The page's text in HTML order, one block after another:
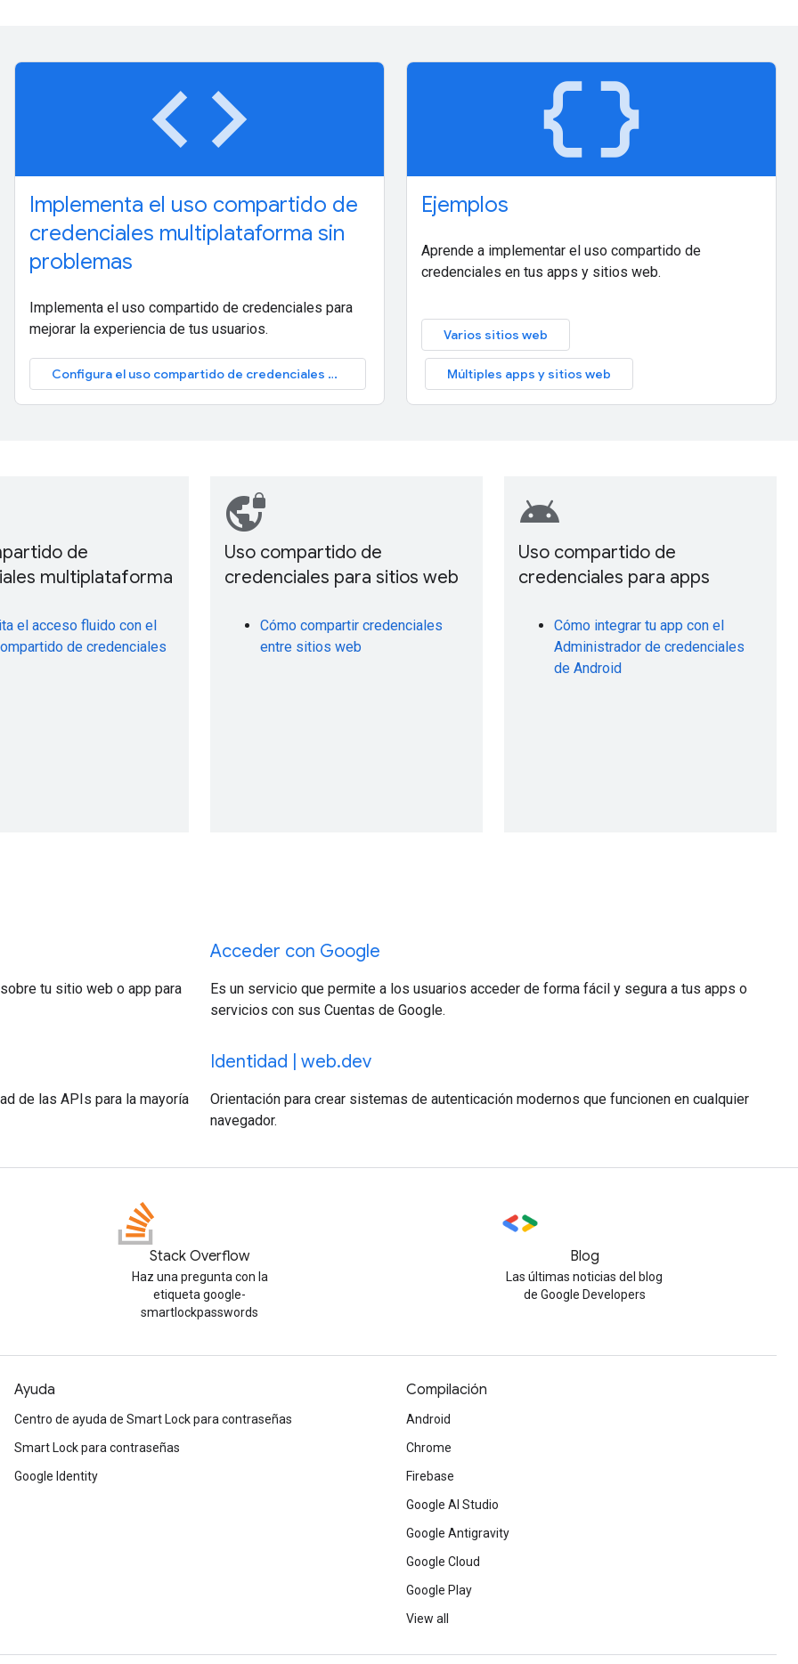
code
Implementa el uso compartido de
credenciales multiplataforma sin
problemas
Implementa el uso compartido de credenciales para
mejorar la experiencia de tus usuarios.
Configura el uso compartido de credenciales sin problemas
data_object
Ejemplos
Aprende a implementar el uso compartido de
credenciales en tus apps y sitios web.
Varios sitios web
Múltiples apps y sitios web
de
multiplataforma
el acceso fluido con el
de credenciales
vpn_lock
Uso compartido de
credenciales para sitios web
Cómo compartir credenciales
entre sitios web
android
Uso compartido de
credenciales para apps
Cómo integrar tu app con el
Administrador de credenciales
de Android
tu sitio web o app para
de las APIs para la mayoría
Acceder con Google
Es un servicio que permite a los usuarios acceder de forma fácil y segura a tus apps o
servicios con sus Cuentas de Google.
Identidad | web.dev
Orientación para crear sistemas de autenticación modernos que funcionen en cualquier
navegador.
Stack Overflow
Haz una pregunta con la
etiqueta google-
smartlockpasswords
Blog
Las últimas noticias del blog
de Google Developers
Ayuda
Centro de ayuda de Smart Lock para contraseñas
Smart Lock para contraseñas
Google Identity
Compilación
Android
Chrome
Firebase
Google AI Studio
Google Antigravity
Google Cloud
Google Play
View all